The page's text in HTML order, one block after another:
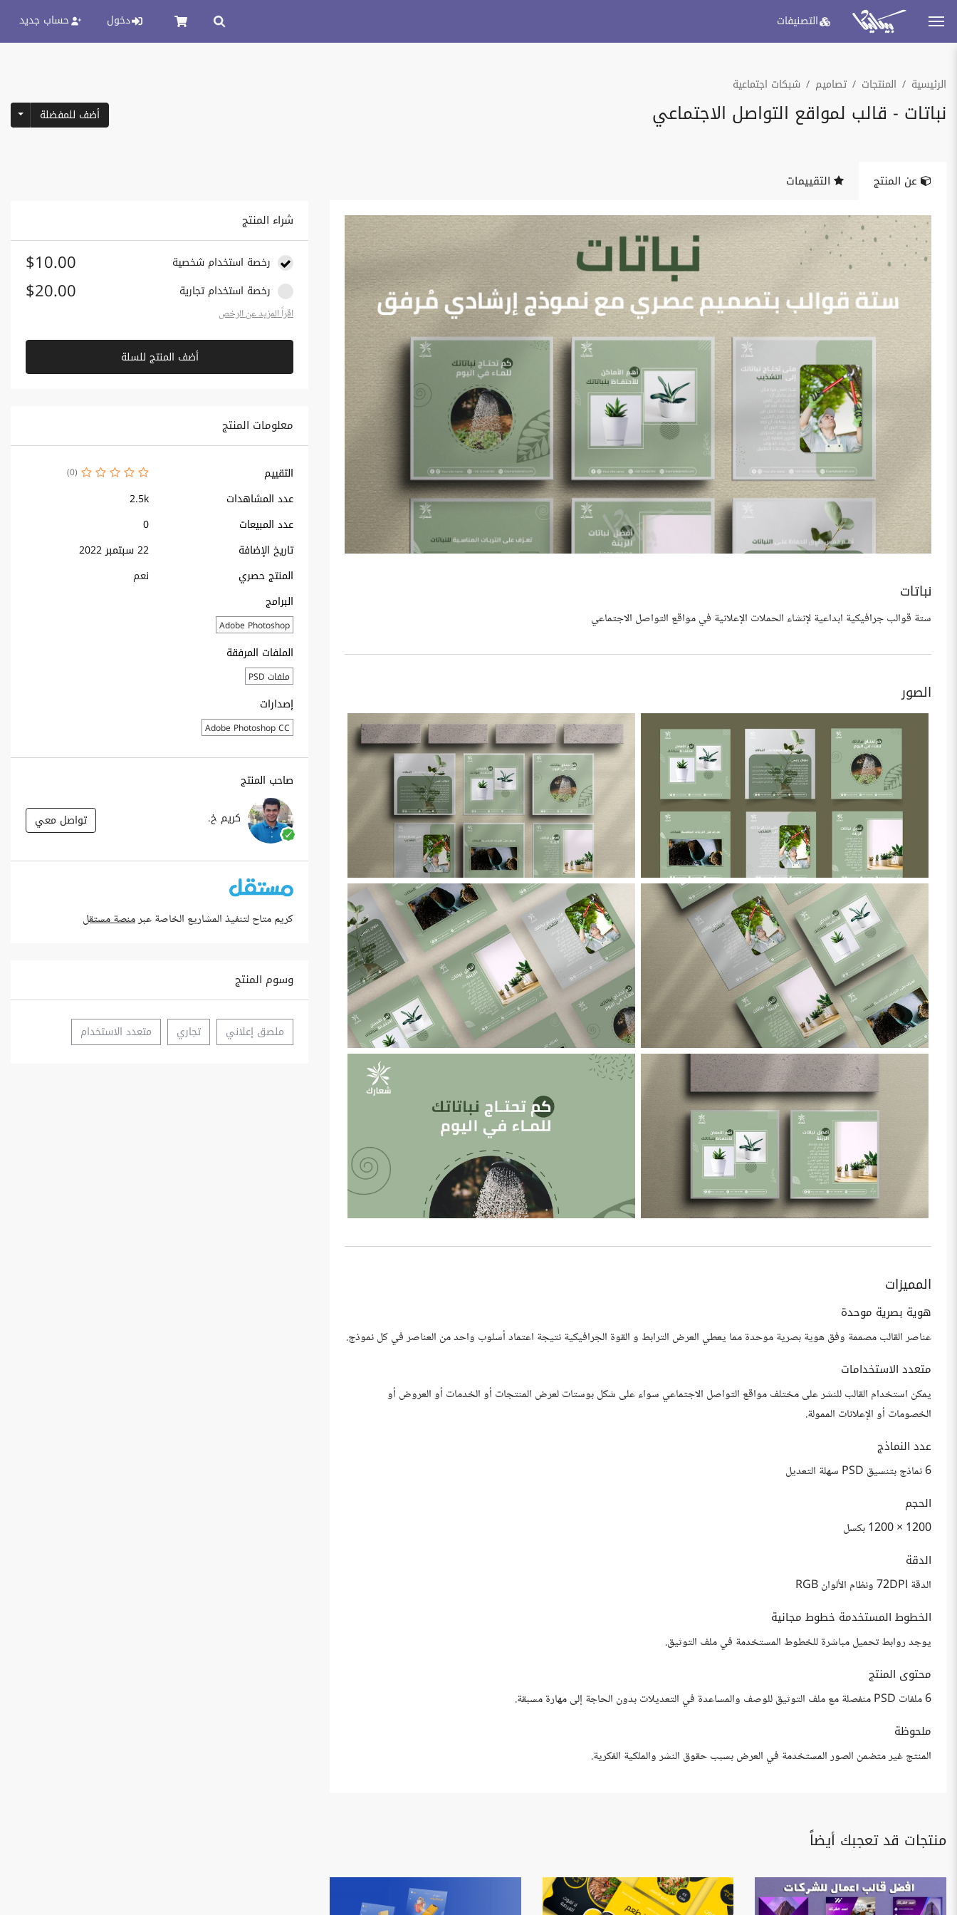
التصنيفات دخول حساب جديد
الرئيسية المنتجات تصاميم شبكات اجتماعية
نباتات - قالب لمواقع التواصل الاجتماعي أضف للمفضلة
عن المنتج التقييمات
نباتات
ستة قوالب جرافيكية ابداعية لإنشاء الحملات الإعلانية في مواقع التواصل الاجتماعي
الصور
المميزات
هوية بصرية موحدة
عناصر القالب مصممة وفق هوية بصرية موحدة مما يعطي العرض الترابط و القوة الجرافيكية نتيجة اعتماد أسلوب واحد من العناصر في كل نموذج.
متعدد الاستخدامات
يمكن استخدام القالب للنشر على مختلف مواقع التواصل الاجتماعي سواء على شكل بوستات لعرض المنتجات أو الخدمات أو العروض أو
الخصومات أو الإعلانات الممولة.
عدد النماذج
6 نماذج بتنسيق PSD سهلة التعديل
الحجم
1200 × 1200 بكسل
الدقة
الدقة 72DPI ونظام الألوان RGB
الخطوط المستخدمة خطوط مجانية
يوجد روابط تحميل مباشرة للخطوط المستخدمة في ملف التوثيق.
محتوى المنتج
6 ملفات PSD منفصلة مع ملف التوثيق للوصف والمساعدة في التعديلات بدون الحاجة إلى مهارة مسبقة.
ملحوظة
المنتج غير متضمن الصور المستخدمة في العرض بسبب حقوق النشر والملكية الفكرية.
منتجات قد تعجبك أيضاً
شراء المنتج
رخصة استخدام شخصية $10.00
رخصة استخدام تجارية $20.00
اقراً المزيد عن الرخص
أضف المنتج للسلة
معلومات المنتج
التقييم (0)
عدد المشاهدات
2.5k
عدد المبيعات
0
تاريخ الإضافة
22 سبتمبر 2022
المنتج حصري
نعم
البرامج
Adobe Photoshop
الملفات المرفقة
ملفات PSD
إصدارات
Adobe Photoshop CC
صاحب المنتج
كريم خ.
تواصل معي
كريم متاح لتنفيذ المشاريع الخاصة عبرمنصة مستقل
وسوم المنتج
ملصق إعلاني تجاري متعدد الاستخدام